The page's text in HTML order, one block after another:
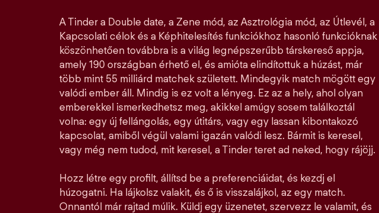
A Tinder a Double date, a Zene mód, az Asztrológia mód, az Útlevél, a
Kapcsolati célok és a Képhitelesítés funkciókhoz hasonló funkcióknak
köszönhetően továbbra is a világ legnépszerűbb társkereső appja,
amely 190 országban érhető el, és amióta elindítottuk a húzást, már
több mint 55 milliárd matchek született. Mindegyik match mögött egy
valódi ember áll. Mindig is ez volt a lényeg. Ez az a hely, ahol olyan
emberekkel ismerkedhetsz meg, akikkel amúgy sosem találkoztál
volna: egy új fellángolás, egy útitárs, vagy egy lassan kibontakozó
kapcsolat, amiből végül valami igazán valódi lesz. Bármit is keresel,
vagy még nem tudod, mit keresel, a Tinder teret ad neked, hogy rájöjj.
Hozz létre egy profilt, állítsd be a preferenciáidat, és kezdj el
húzogatni. Ha lájkolsz valakit, és ő is visszalájkol, az egy match.
Onnantól már rajtad múlik. Küldj egy üzenetet, szervezz le valamit, és